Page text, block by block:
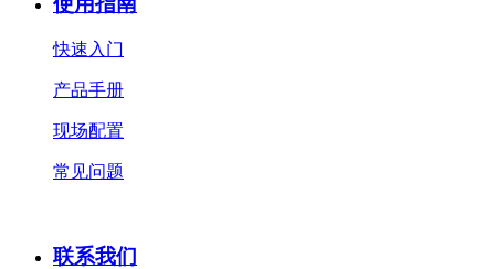
快速入门
产品手册
现场配置
常见问题
联系我们